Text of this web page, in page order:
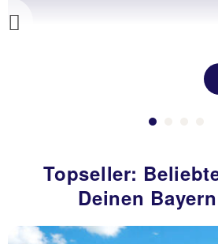
Previous
Topseller:
Deinen